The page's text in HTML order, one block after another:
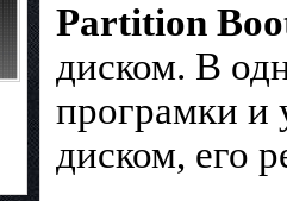
Partition
диском. В
програмки и
диском, его